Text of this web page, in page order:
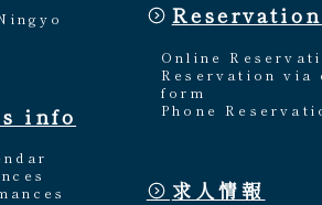
info
Reservation
Online
Reservation via
form
Phone
求人情報